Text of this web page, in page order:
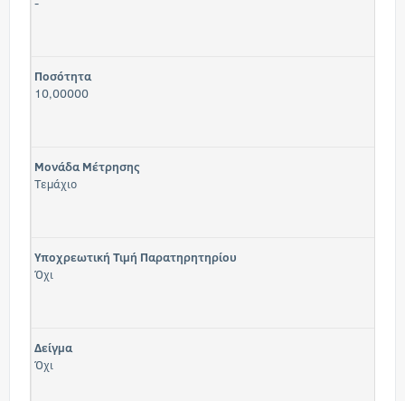
Ποσότητα
10,00000
Μονάδα Μέτρησης
Τεμάχιο
Υποχρεωτική Τιμή Παρατηρητηρίου
Όχι
Δείγμα
Όχι